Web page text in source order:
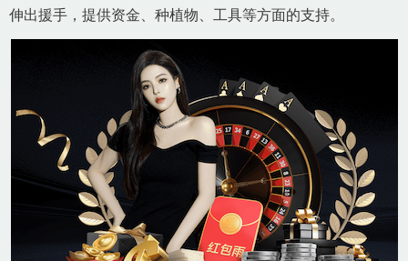
伸出援手，提供资金、种植物、工具等方面的支持。